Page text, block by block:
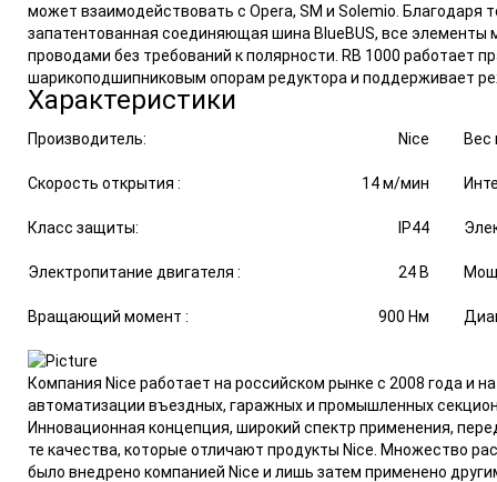
может взаимодействовать с Opera, SM и Solemio. Благодаря
запатентованная соединяющая шина BlueBUS, все элементы
проводами без требований к полярности. RB 1000 работает
шарикоподшипниковым опорам редуктора и поддерживает
Характеристики
Производитель: Nice Вес
Скорость открытия : 14 м/мин
Класс защиты: IP44
Электропитание двигателя : 24 В
Вращающий момент : 900 Нм
Компания Nice работает на российском рынке с 2008 года и
автоматизации въездных, гаражных и промышленных
Инновационная концепция, широкий спектр применения,
те качества, которые отличают продукты Nice. Множество
было внедрено компанией Nice и лишь затем применено